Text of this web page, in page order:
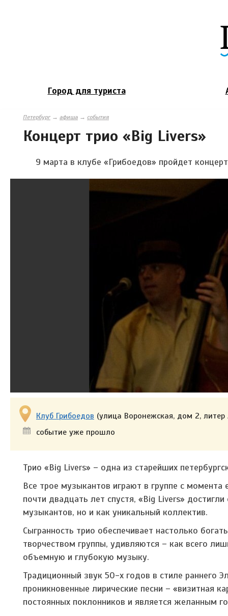
Город для туриста
Петербург→ афиша → события
Концерт трио «Big Livers»
9 марта в клубе «Грибоедов» пройдет
Клуб Грибоедов (улица Воронежская, дом 2, литер
событие уже прошло
Трио «Big Livers» – одна из старейших
Все трое музыкантов играют в группе с
почти двадцать лет спустя, «Big Livers»
музыкантов, но и как уникальный коллектив.
Сыгранность трио обеспечивает настолько
творчеством группы, удивляются – как всего
объемную и глубокую музыку.
Традиционный звук 50-х годов в стиле раннего
проникновенные лирические песни – «визитная
постоянных поклонников и является желанным